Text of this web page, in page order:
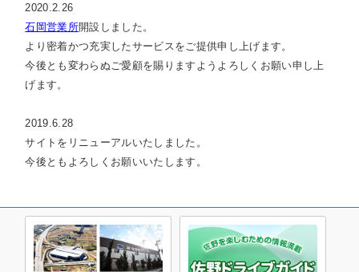
2020.2.26
石岡営業所開設しました。
より密着かつ充実したサービスをご提供申し上げます。
今後とも変わらぬご愛顧を賜りますようよろしくお願い申し上
げます。
2019.6.28
サイトをリニューアルいたしました。
今後ともよろしくお願いいたします。